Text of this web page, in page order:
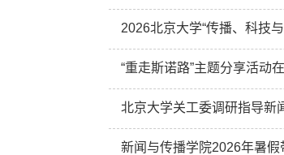
2026北京大学“传播、科技
“重走斯诺路”主题分享活动
北京大学关工委调研指导新
新闻与传播学院2026年暑假